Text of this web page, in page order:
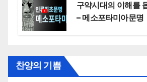
구약시대의 이해를
– 메소포타미아문명
찬양의 기쁨